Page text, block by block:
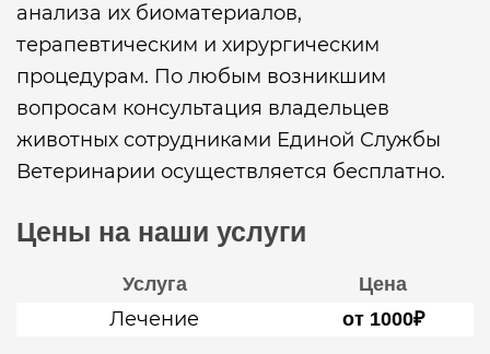
анализа их биоматериалов,
терапевтическим и хирургическим
процедурам. По любым возникшим
вопросам консультация владельцев
животных сотрудниками Единой Службы
Ветеринарии осуществляется бесплатно.
Цены на наши услуги
Услуга Цена
Лечение от 1000₽